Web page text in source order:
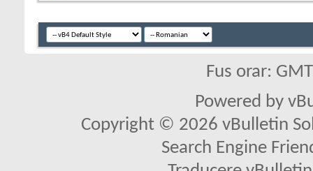
Fus orar:
Powered by
Copyright © 2026 vBulletin
Search Engine